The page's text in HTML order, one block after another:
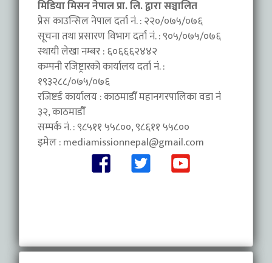
मिडिया मिसन नेपाल प्रा. लि. द्वारा सञ्चालित
प्रेस काउन्सिल नेपाल दर्ता नं. : २२०/०७५/०७६
सूचना तथा प्रसारण विभाग दर्ता नं. : ९०५/०७५/०७६
स्थायी लेखा नम्बर : ६०६६६२४४२
कम्पनी रजिष्ट्रारको कार्यालय दर्ता नं. :
१९३२८८/०७५/०७६
रजिष्टर्ड कार्यालय : काठमाडौँ महानगरपालिका वडा नंं
३२, काठमाडौँ
सम्पर्क नं. : ९८५११ ५५८००, ९८६११ ५५८००
इमेल :mediamissionnepal@gmail.com